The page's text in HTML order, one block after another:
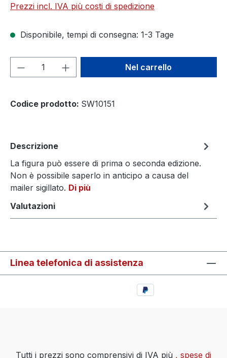
Prezzi incl. IVA più costi di spedizione
Disponibile, tempi di consegna: 1-3 Tage
Quantità del prodotto: inserisci la
Nel carrello
Codice prodotto: SW10151
Descrizione
La figura può essere di prima o seconda edizione.
Non è possibile saperlo in anticipo a causa del
mailer sigillato. Di più
Valutazioni
Linea telefonica di assistenza
Tutti i prezzi sono comprensivi di IVA più , spese di